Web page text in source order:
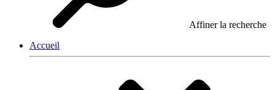
Affiner la recherche
Accueil